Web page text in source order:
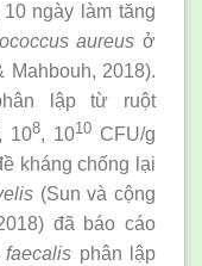
ngày làm tăng
aureus ở
Mahbouh, 2018).
lập từ ruột
, 108, 1010 CFU/g
kháng chống lại
(Sun và cộng
đã báo cáo
faecalis phân lập